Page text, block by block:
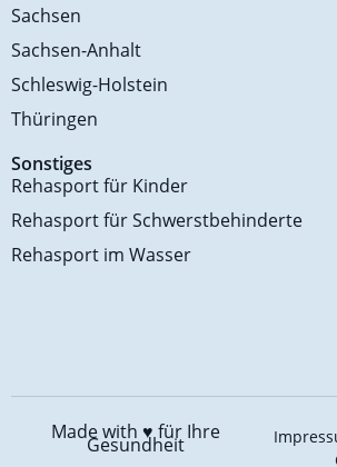
Sachsen
Sachsen-Anhalt
Schleswig-Holstein
Thüringen
Sonstiges
Rehasport für Kinder
Rehasport für Schwerstbehinderte
Rehasport im Wasser
Made with ♥️für Ihre
Gesundheit